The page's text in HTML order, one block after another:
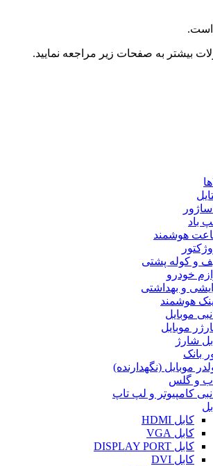
است.
بیشتر به صفحات زیر مراجعه نمایید.
باد
هوشمند
و کوله پشتی
خودرو
و بهداشتی
هوشمند
موبایل
موبایل
شارژ
بانک
موبایل (نگهدارنده)
و گلس
کامپیوتر و لپ تاپ
کابل HDMI
کابل VGA
کابل DISPLAY PORT
کابل DVI